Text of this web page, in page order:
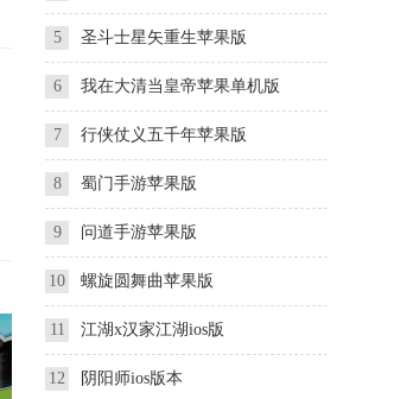
5 圣斗士星矢重生苹果版
6 我在大清当皇帝苹果单机版
7 行侠仗义五千年苹果版
8 蜀门手游苹果版
9 问道手游苹果版
10 螺旋圆舞曲苹果版
11 江湖x汉家江湖ios版
12 阴阳师ios版本